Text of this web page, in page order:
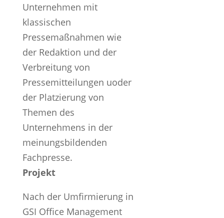
Unternehmen mit
klassischen
Pressemaßnahmen wie
der Redaktion und der
Verbreitung von
Pressemitteilungen uoder
der Platzierung von
Themen des
Unternehmens in der
meinungsbildenden
Fachpresse.
Projekt
Nach der Umfirmierung in
GSI Office Management